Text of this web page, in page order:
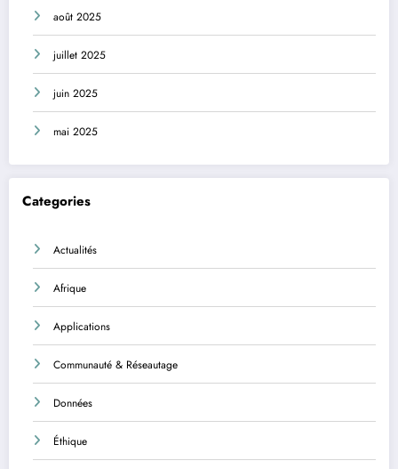
août 2025
juillet 2025
juin 2025
mai 2025
Categories
Actualités
Afrique
Applications
Communauté & Réseautage
Données
Éthique